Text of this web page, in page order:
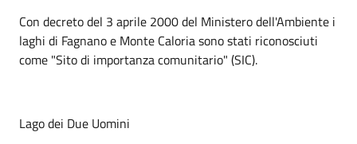
Con decreto del 3 aprile 2000 del Ministero dell'Ambiente i
laghi di Fagnano e Monte Caloria sono stati riconosciuti
come "Sito di importanza comunitario" (SIC).
Lago dei Due Uomini